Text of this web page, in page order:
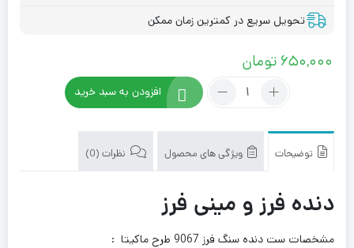
تحویل سریع در کمترین زمان ممکن
650,000 تومان
تعداد:
فرز
ماکیتا
افزودن به سبد خرید
توضیحات ویژگی های محصول نظرات (0)
دنده فرز و مینی فرز
مشخصات ست دنده سنگ فرز 9067 طرح ماکیتا :